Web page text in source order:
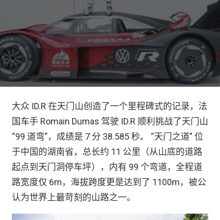
大众 ID.R 在天门山创造了一个里程碑式的记录，法
国车手 Romain Dumas 驾驶 ID.R 顺利挑战了天门山
“99 道弯”，成绩是 7 分 38.585 秒。 “天门之道” 位
于中国的湖南省，总长约 11 公里（从山底的道路
起点到天门洞停车坪），内有 99 个弯道，全程道
路宽度仅 6m，海拔跨度更是达到了 1100m，被公
认为世界上最苛刻的山路之一。